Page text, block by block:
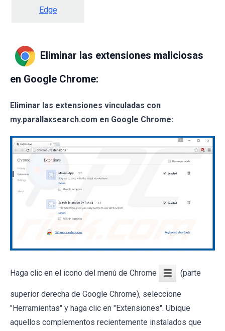
Edge
Eliminar las extensiones maliciosas
en Google Chrome:
Eliminar las extensiones vinculadas con
my.parallaxsearch.com en Google Chrome:
Haga clic en el icono del menú de Chrome (parte
superior derecha de Google Chrome), seleccione
"Herramientas" y haga clic en "Extensiones". Ubique
aquellos complementos recientemente instalados que